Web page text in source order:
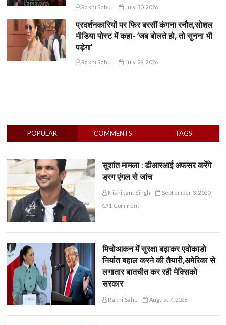
Rakhi Sahu July 30, 2026
प्रदर्शनकारियों पर फिर बरसीं कंगना रनौत,सोशल
मीडिया पोस्ट में कहा- ‘जब बोलते हो, तो सुनना भी
पड़ेगा’
Rakhi Sahu July 29, 2026
POPULAR COMMENTS TAGS
सुशांत मामला : डीआरआई अफसर करेंगे
ड्रग एंगल से जांच
Nishikant Singh
September 3, 2020
1 Comment
मिचोआकन में सुरक्षा बढ़ाकर एवोकाडो
निर्यात बहाल करने की तैयारी,अमेरिका से
लगातार बातचीत कर रही मेक्सिको
सरकार
Rakhi Sahu August 7, 2026